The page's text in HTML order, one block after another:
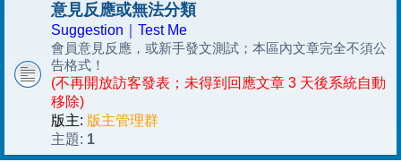
意見反應或無法分類
Suggestion｜Test Me
會員意見反應，或新手發文測試；本區內文章完全不須公
告格式！
(不再開放訪客發表；未得到回應文章 3 天後系統自動
移除)
版主: 版主管理群
主題: 1